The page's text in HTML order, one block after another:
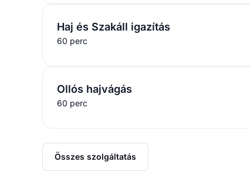
Haj és Szakáll igazítás
60 perc
Ollós hajvágás
60 perc
Összes szolgáltatás